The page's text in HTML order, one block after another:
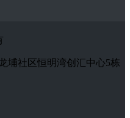
埔社区恒明湾创汇中心5栋